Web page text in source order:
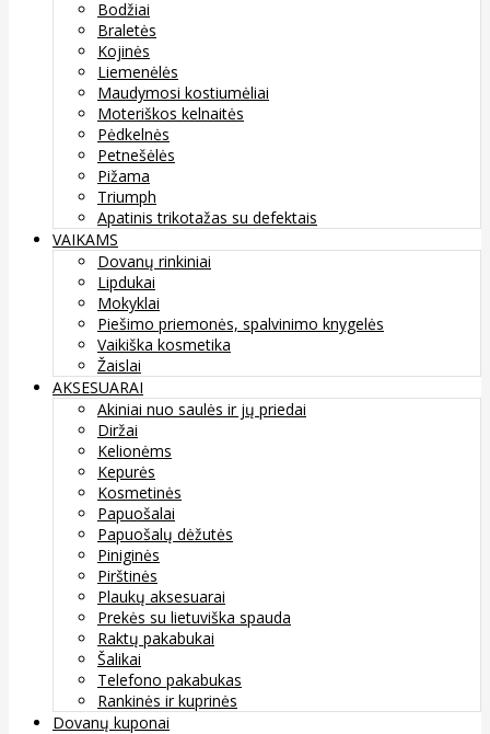
Bodžiai
Braletės
Kojinės
Liemenėlės
Maudymosi kostiumėliai
Moteriškos kelnaitės
Pėdkelnės
Petnešėlės
Pižama
Triumph
Apatinis trikotažas su defektais
VAIKAMS
Dovanų rinkiniai
Lipdukai
Mokyklai
Piešimo priemonės, spalvinimo knygelės
Vaikiška kosmetika
Žaislai
AKSESUARAI
Akiniai nuo saulės ir jų priedai
Diržai
Kelionėms
Kepurės
Kosmetinės
Papuošalai
Papuošalų dėžutės
Piniginės
Pirštinės
Plaukų aksesuarai
Prekės su lietuviška spauda
Raktų pakabukai
Šalikai
Telefono pakabukas
Rankinės ir kuprinės
Dovanų kuponai